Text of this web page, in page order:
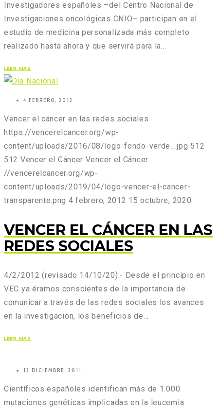
Investigadores españoles –del Centro Nacional de
Investigaciones oncológicas CNIO– participan en el
estudio de medicina personalizada más completo
realizado hasta ahora y que servirá para la…
LEER MÁS
4 FEBRERO, 2012
Vencer el cáncer en las redes sociales
https://vencerelcancer.org/wp-
content/uploads/2016/08/logo-fondo-verde_.jpg 512
512 Vencer el Cáncer Vencer el Cáncer
//vencerelcancer.org/wp-
content/uploads/2019/04/logo-vencer-el-cancer-
transparente.png 4 febrero, 2012 15 octubre, 2020
VENCER EL CÁNCER EN LAS
REDES SOCIALES
4/2/2012 (revisado 14/10/20).- Desde el principio en
VEC ya éramos conscientes de la importancia de
comunicar a través de las redes sociales los avances
en la investigación, los beneficios de…
LEER MÁS
12 DICIEMBRE, 2011
Científicos españoles identifican más de 1.000
mutaciones genéticas implicadas en la leucemia